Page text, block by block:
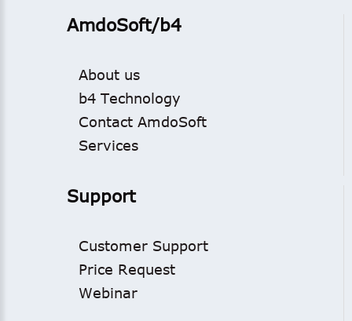
AmdoSoft/b4
About us
b4 Technology
Contact AmdoSoft
Services
Support
Customer Support
Price Request
Webinar